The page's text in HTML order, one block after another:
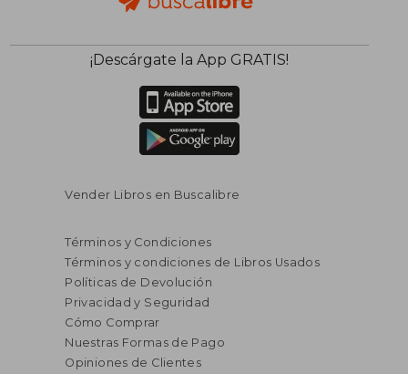
¡Descárgate la App GRATIS!
Vender Libros en Buscalibre
Términos y Condiciones
Términos y condiciones de Libros Usados
Políticas de Devolución
Privacidad y Seguridad
Cómo Comprar
Nuestras Formas de Pago
Opiniones de Clientes